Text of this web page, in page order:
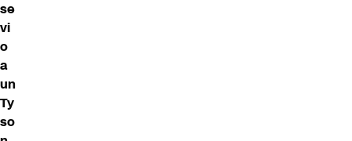
se
vi
o
a
un
Ty
so